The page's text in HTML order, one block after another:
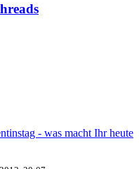
- was macht Ihr heute